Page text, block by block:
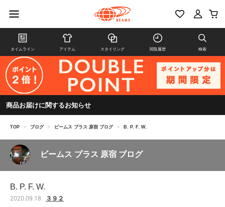
タイムライン アイテム スタイリング 閲覧履歴 検索
商品お届けに関するお知らせ
TOP > ブログ > ビームス プラス 原宿 ブログ > B. P. F. W.
ビームス プラス 原宿 ブログ
B. P. F. W.
2020.09.18 ３９２